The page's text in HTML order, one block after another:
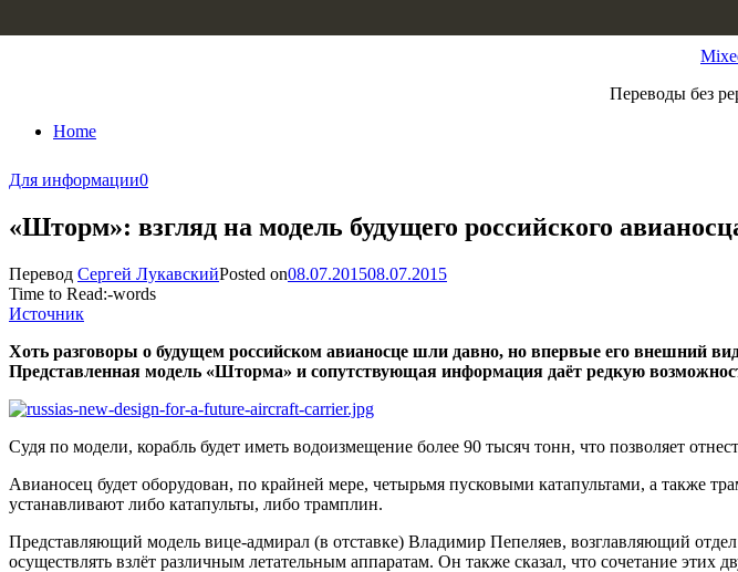
Переводы без
Home
Для информации0
«Шторм»: взгляд на модель будущего российского
Перевод Сергей ЛукавскийPosted on08.07.201508.07.2015
Time to Read:-words
Источник
Хоть разговоры о будущем российском авианосце шли давно, но впервые его внешний
Представленная модель «Шторма» и сопутствующая информация даёт редкую
Судя по модели, корабль будет иметь водоизмещение более 90 тысяч тонн, что позволяет
Авианосец будет оборудован, по крайней мере, четырьмя пусковыми катапультами, а также
устанавливают либо катапульты, либо трамплин.
Представляющий модель вице-адмирал (в отставке) Владимир Пепеляев, возглавляющий
осуществлять взлёт различным летательным аппаратам. Он также сказал, что сочетание этих